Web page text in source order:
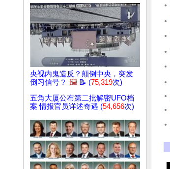
央视内鬼造反？颠倒中央，突发
倒习信号？ 🖼️ 📝 (75,319次)
五角大厦公布第二批解密UFO档
案 情报官员详述奇遇 (54,656次)